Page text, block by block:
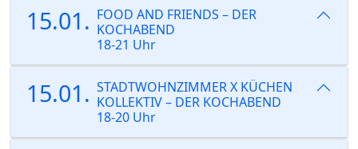
15.01. FOOD AND FRIENDS – DER
KOCHABEND
18-21 Uhr
15.01. STADTWOHNZIMMER X KÜCHEN
KOLLEKTIV – DER KOCHABEND
18-20 Uhr